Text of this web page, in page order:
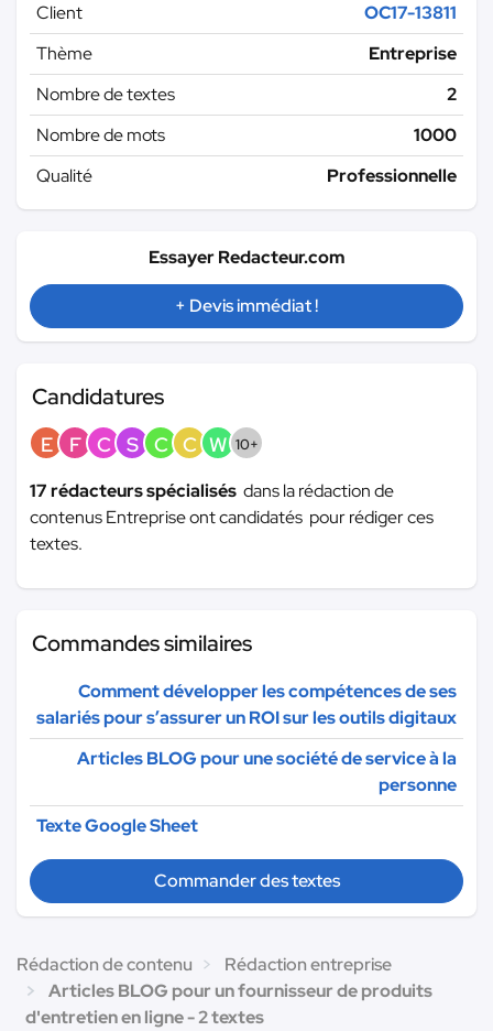
Client
OC17-13811
Thème
Entreprise
Nombre de textes
2
Nombre de mots
1000
Qualité
Professionnelle
Essayer Redacteur.com
+ Devis immédiat !
Candidatures
E F C S C C W 10+
17 rédacteurs spécialisés dans la rédaction de
contenus Entreprise ont candidatés pour rédiger ces
textes.
Commandes similaires
Comment développer les compétences de ses
salariés pour s’assurer un ROI sur les outils digitaux
Articles BLOG pour une société de service à la
personne
Texte Google Sheet
Commander des textes
Rédaction de contenu
Rédaction entreprise
Articles BLOG pour un fournisseur de produits
d'entretien en ligne - 2 textes